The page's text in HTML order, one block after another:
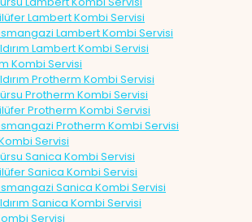
Lambert Kombi Servisi
Lambert Kombi Servisi
Lambert Kombi Servisi
Kombi Servisi
Protherm Kombi Servisi
Protherm Kombi Servisi
Protherm Kombi Servisi
Protherm Kombi Servisi
Servisi
Sanica Kombi Servisi
Sanica Kombi Servisi
Sanica Kombi Servisi
Sanica Kombi Servisi
Servisi